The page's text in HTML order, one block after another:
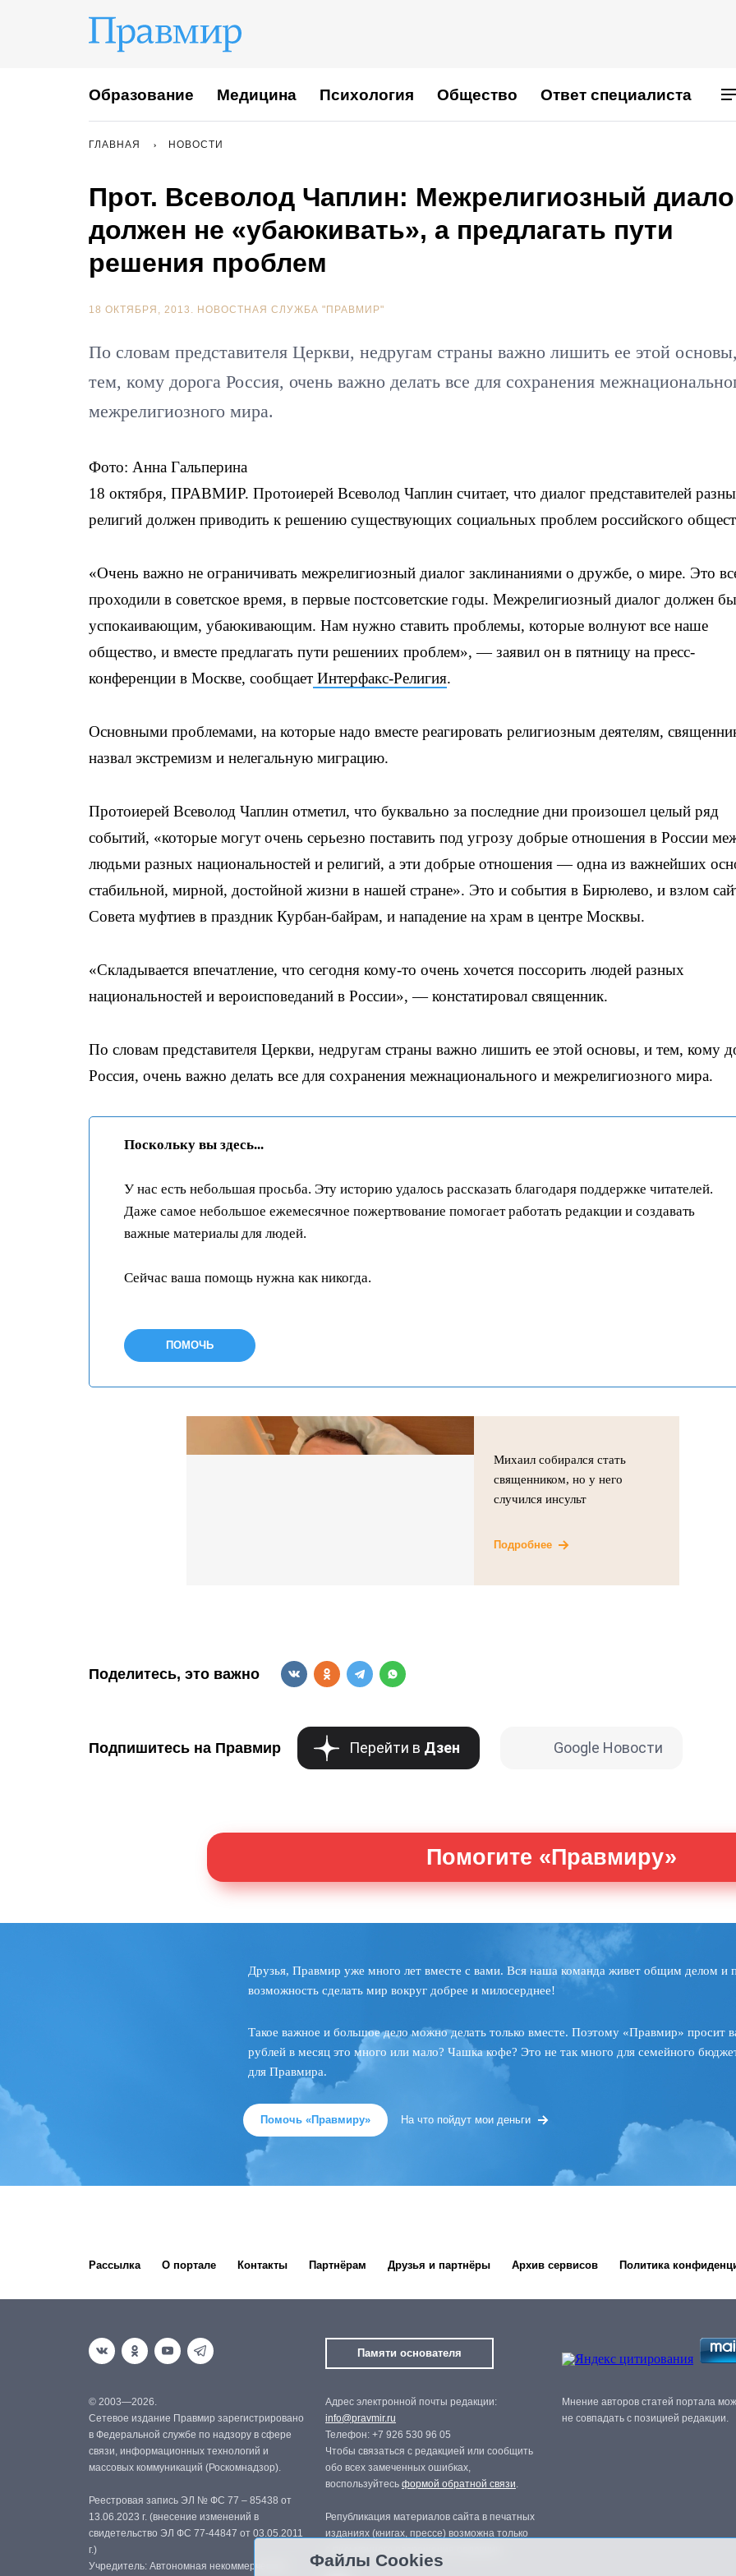
Образование Медицина Психология Общество Ответ специалиста
ГЛАВНАЯ НОВОСТИ
Прот. Всеволод Чаплин: Межрелигиозный
должен не «убаюкивать», а предлагать пути
решения проблем
18 ОКТЯБРЯ, 2013. НОВОСТНАЯ СЛУЖБА "ПРАВМИР"
По словам представителя Церкви, недругам страны важно лишить ее этой
тем, кому дорога Россия, очень важно делать все для сохранения
межрелигиозного мира.
Фото: Анна Гальперина
18 октября, ПРАВМИР. Протоиерей Всеволод Чаплин считает, что диалог представителей
религий должен приводить к решению существующих социальных проблем российского
«Очень важно не ограничивать межрелигиозный диалог заклинаниями о дружбе, о мире. Это
проходили в советское время, в первые постсоветские годы. Межрелигиозный диалог должен
успокаивающим, убаюкивающим. Нам нужно ставить проблемы, которые волнуют все наше
общество, и вместе предлагать пути решениих проблем», — заявил он в пятницу на пресс-
конференции в Москве, сообщает Интерфакс-Религия.
Основными проблемами, на которые надо вместе реагировать религиозным деятелям,
назвал экстремизм и нелегальную миграцию.
Протоиерей Всеволод Чаплин отметил, что буквально за последние дни произошел целый ряд
событий, «которые могут очень серьезно поставить под угрозу добрые отношения в России
людьми разных национальностей и религий, а эти добрые отношения — одна из важнейших
стабильной, мирной, достойной жизни в нашей стране». Это и события в Бирюлево, и взлом
Совета муфтиев в праздник Курбан-байрам, и нападение на храм в центре Москвы.
«Складывается впечатление, что сегодня кому-то очень хочется поссорить людей разных
национальностей и вероисповеданий в России», — констатировал священник.
По словам представителя Церкви, недругам страны важно лишить ее этой основы, и тем, кому
Россия, очень важно делать все для сохранения межнационального и межрелигиозного мира.
Поскольку вы здесь...
У нас есть небольшая просьба. Эту историю удалось рассказать благодаря поддержке читателей.
Даже самое небольшое ежемесячное пожертвование помогает работать редакции и создавать
важные материалы для людей.
Сейчас ваша помощь нужна как никогда.
ПОМОЧЬ
Михаил собирался стать
священником, но у него
случился инсульт
Подробнее
Поделитесь, это важно
Подпишитесь на Правмир Перейти в Дзен Google Новости
Помогите «Правмиру»
Друзья, Правмир уже много лет вместе с вами. Вся наша команда живет общим делом и
возможность сделать мир вокруг добрее и милосерднее!
Такое важное и большое дело можно делать только вместе. Поэтому «Правмир» просит
рублей в месяц это много или мало? Чашка кофе? Это не так много для семейного
для Правмира.
Помочь «Правмиру» На что пойдут мои деньги
Рассылка О портале Контакты Партнёрам Друзья и партнёры Архив сервисов Политика
Памяти основателя
© 2003—2026.
Сетевое издание Правмир зарегистрировано
в Федеральной службе по надзору в сфере
связи, информационных технологий и
массовых коммуникаций (Роскомнадзор).
Реестровая запись ЭЛ № ФС 77 – 85438 от
13.06.2023 г. (внесение изменений в
свидетельство ЭЛ ФС 77-44847 от 03.05.2011
г.)
Учредитель: Автономная некоммерческая
Адрес электронной почты редакции:
info@pravmir.ru
Телефон: +7 926 530 96 05
Чтобы связаться с редакцией или сообщить
обо всех замеченных ошибках,
воспользуйтесь формой обратной связи.
Републикация материалов сайта в печатных
изданиях (книгах, прессе) возможна только
Мнение авторов статей портала
не совпадать с позицией редакции.
Файлы Cookies